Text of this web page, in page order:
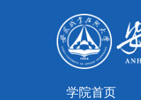
学院首页